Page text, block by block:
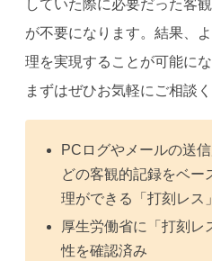
していた際に必要だった客
が不要になります。結果、
理を実現することが可能に
まずはぜひお気軽にご相談く
PCログやメールの送
どの客観的記録をベー
理ができる「打刻レス
厚生労働省に「打刻レ
性を確認済み